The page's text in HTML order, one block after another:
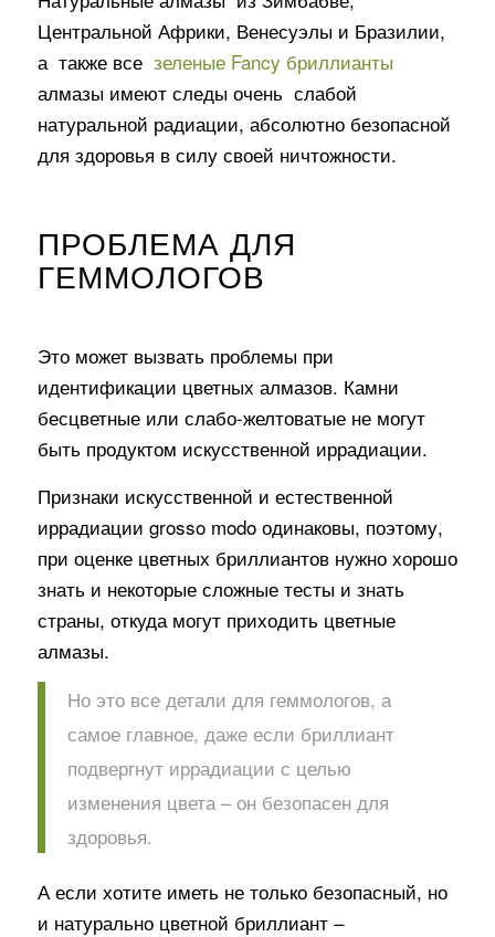
Центральной Африки, Венесуэлы и Бразилии,
а также все зеленые Fancy бриллианты
алмазы имеют следы очень слабой
натуральной радиации, абсолютно безопасной
для здоровья в силу своей ничтожности.
ПРОБЛЕМА ДЛЯ
ГЕММОЛОГОВ
Это может вызвать проблемы при
идентификации цветных алмазов. Камни
бесцветные или слабо-желтоватые не могут
быть продуктом искусственной иррадиации.
Признаки искусственной и естественной
иррадиации grosso modo одинаковы, поэтому,
при оценке цветных бриллиантов нужно хорошо
знать и некоторые сложные тесты и знать
страны, откуда могут приходить цветные
алмазы.
Но это все детали для геммологов, а
самое главное, даже если бриллиант
подвергнут иррадиации с целью
изменения цвета – он безопасен для
здоровья.
А если хотите иметь не только безопасный, но
и натурально цветной бриллиант –